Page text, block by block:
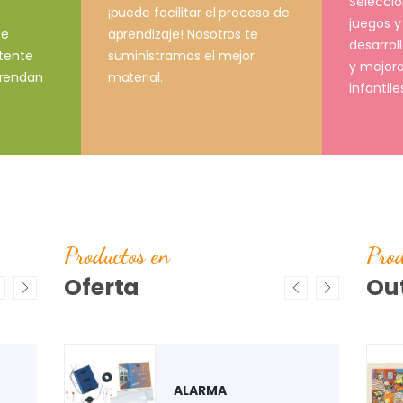
¡puede facilitar el proceso de
aprendizaje! Nosotros te
suministramos el mejor
material.
juegos
y
CONSUMIBLES
Productos en
Oferta